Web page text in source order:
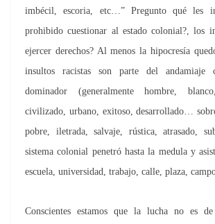
imbécil, escoria, etc…” Pregunto qué les
prohibido cuestionar al estado colonial?, los
ejercer derechos? Al menos la hipocresía
insultos racistas son parte del andamiaje
dominador (generalmente hombre,
civilizado, urbano, exitoso, desarrollado…
pobre, iletrada, salvaje, rústica, atrasado,
sistema colonial penetró hasta la medula y
escuela, universidad, trabajo, calle, plaza,
Conscientes estamos que la lucha no es